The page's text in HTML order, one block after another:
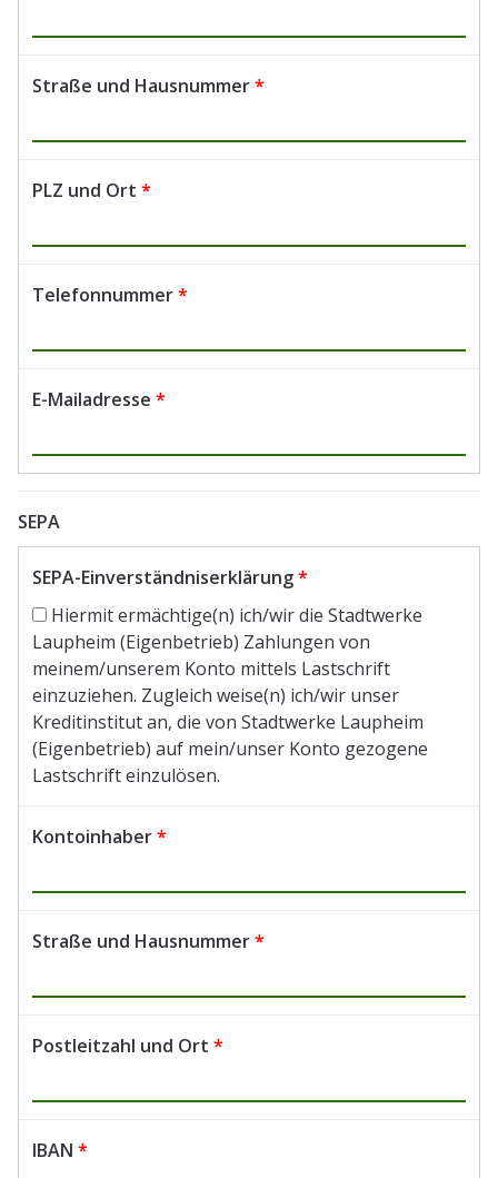
Straße und Hausnummer*
PLZ und Ort *
Telefonnummer*
E-Mailadresse *
SEPA
SEPA-Einverständniserklärung*
Hiermit ermächtige(n) ich/wir die Stadtwerke
Laupheim (Eigenbetrieb) Zahlungen von
meinem/unserem Konto mittels Lastschrift
einzuziehen. Zugleich weise(n) ich/wir unser
Kreditinstitut an, die von Stadtwerke Laupheim
(Eigenbetrieb) auf mein/unser Konto gezogene
Lastschrift einzulösen.
Kontoinhaber*
Straße und Hausnummer*
Postleitzahl und Ort *
IBAN *